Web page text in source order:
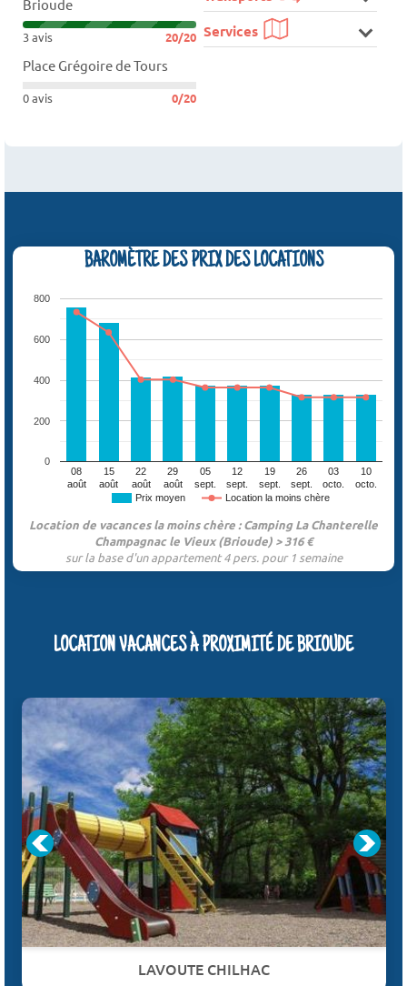
Brioude
3 avis 20/20
Place Grégoire de Tours
0 avis 0/20
Services
BAROMÈTRE DES PRIX DES LOCATIONS
Prix moyen Location la moins chère
08
août
15
août
22
août
29
août
05
sept.
12
sept.
19
sept.
26
sept.
03
octo.
10
octo.
0
200
400
600
800
Location de vacances la moins chère : Camping La Chanterelle
Champagnac le Vieux (Brioude) > 316 €
sur la base d'un appartement 4 pers. pour 1 semaine
LOCATION VACANCES À PROXIMITÉ DE BRIOUDE
LAVOUTE CHILHAC